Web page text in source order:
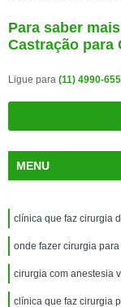
Para saber
Castração para
Ligue para (11) 4990-
MENU
clínica que faz cirurgia
onde fazer cirurgia
cirurgia com anestesia
clínica que faz cirurgia